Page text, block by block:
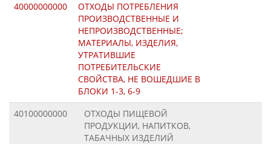
40000000000
ОТХОДЫ ПОТРЕБЛЕНИЯ
ПРОИЗВОДСТВЕННЫЕ И
НЕПРОИЗВОДСТВЕННЫЕ;
МАТЕРИАЛЫ, ИЗДЕЛИЯ,
УТРАТИВШИЕ
ПОТРЕБИТЕЛЬСКИЕ
СВОЙСТВА, НЕ ВОШЕДШИЕ В
БЛОКИ 1-3, 6-9
40100000000
ОТХОДЫ ПИЩЕВОЙ
ПРОДУКЦИИ, НАПИТКОВ,
ТАБАЧНЫХ ИЗДЕЛИЙ